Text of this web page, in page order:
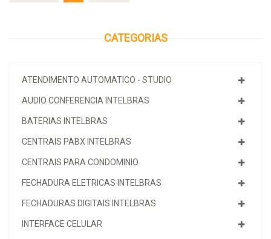
CATEGORIAS
ATENDIMENTO AUTOMATICO - STUDIO
AUDIO CONFERENCIA INTELBRAS
BATERIAS INTELBRAS
CENTRAIS PABX INTELBRAS
CENTRAIS PARA CONDOMINIO
FECHADURA ELETRICAS INTELBRAS
FECHADURAS DIGITAIS INTELBRAS
INTERFACE CELULAR